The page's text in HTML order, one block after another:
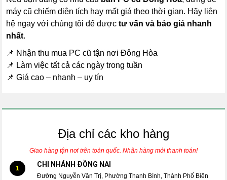
máy cũ chiếm diện tích hay mất giá theo thời gian. Hãy liên
hệ ngay với chúng tôi để đượctư vấn và báo giá nhanh
nhất.
📌 Nhận thu mua PC cũ tận nơi Đông Hòa
📌 Làm việc tất cả các ngày trong tuần
📌 Giá cao – nhanh – uy tín
Địa chỉ các kho hàng
Giao hàng tận nơi trên toàn quốc. Nhận hàng mới thanh toán!
1 CHI NHÁNH ĐỒNG NAI
Đường Nguyễn Văn Trị, Phường Thanh Bình, Thành Phố Biên